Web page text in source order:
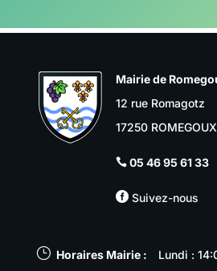
Mairie de
12 rue Romagotz
17250 ROMEGOUX
 05 46 95 61 33
Suivez-nous
} Horaires Mairie :
Lundi :